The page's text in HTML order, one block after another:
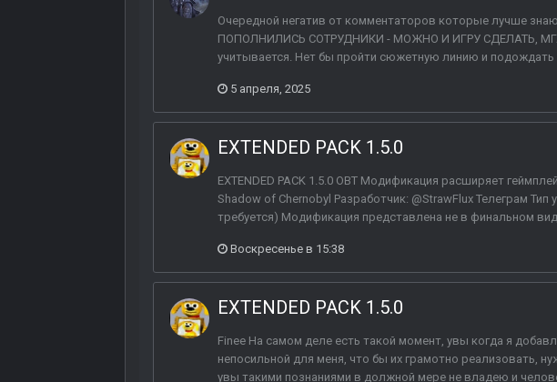
Очередной негатив от комментаторов которые лучше
ПОПОЛНИЛИСЬ СОТРУДНИКИ - МОЖНО И ИГРУ СДЕЛАТЬ,
учитывается. Нет бы пройти сюжетную линию и
5 апреля, 2025
EXTENDED PACK 1.5.0
EXTENDED PACK 1.5.0 OBT Модификация расширяет
Shadow of Chernobyl Разработчик: @StrawFlux Телеграм Тип
требуется) Модификация представлена не в финальном
Воскресенье в 15:38
EXTENDED PACK 1.5.0
Finee На самом деле есть такой момент, увы когда я
непосильной для меня, что бы их грамотно реализовать,
увы такими познаниями в должной мере не владею и